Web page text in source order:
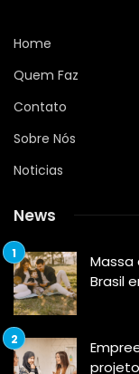
Home
Quem Faz
Contato
Sobre Nós
Noticias
News
Massa
Brasil